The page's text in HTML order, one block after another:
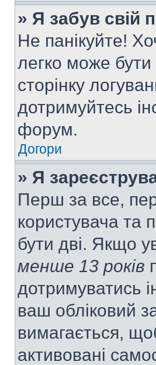
» Я забув свій
Не панікуйте!
легко може
сторінку
дотримуйтесь
форум.
Догори
» Я
Перш за все,
користувача та
бути дві. Якщо
менше 13 років
дотримуватись
ваш обліковий
вимагається,
активовані